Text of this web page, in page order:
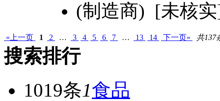
(制造商) [未核
«上一页 1 2 … 3 4 5 6 7 … 13 14 下一页» 共137
搜索排行
1019条1食品